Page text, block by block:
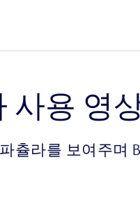
사용 영
츌라를 보여주며